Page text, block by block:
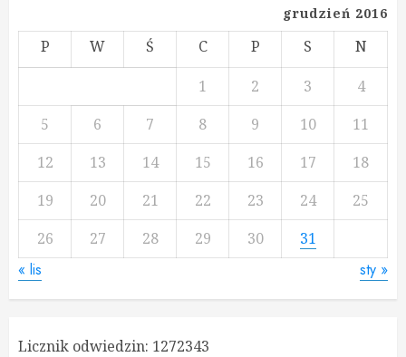
grudzień 2016
P W Ś C P S
N
1
2 3
4
5
6 7 8 9 10
11
12
13 14 15 16 17
18
19
20 21 22 23 24
25
26
27 28 29 30 31
« lis sty »
Licznik odwiedzin: 1272343